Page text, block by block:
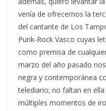
venía de ofrecernos la
del cantante de Los
Punk-Rock Vasco cuyas
como premisa de
marzo del año pasado
negra y contemporánea
telediario; no faltan en
múltiples momentos de